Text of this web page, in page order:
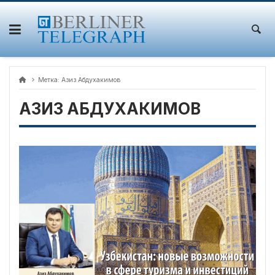
Skip
content
Метка: Азиз Абдухакимов
АЗИЗ АБДУХАКИМОВ